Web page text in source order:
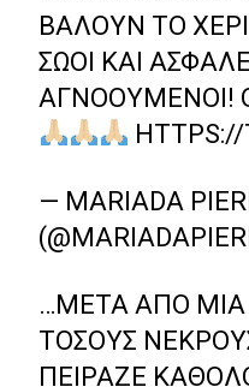
ΒΆΛΟΥΝ ΤΟ
ΣΏΟΙ ΚΑΙ
ΑΓΝΟΟΎΜΕΝΟΙ!
HTTPS://
— MARIADA
…ΜΕΤΆ ΑΠΌ ΜΙΑ
ΤΌΣΟΥΣ
ΠΕΊΡΑΖΕ